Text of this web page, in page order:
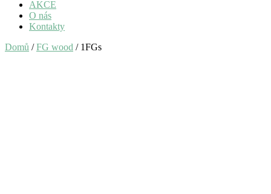
AKCE
O nás
Kontakty
Domů /FG wood / 1FGs